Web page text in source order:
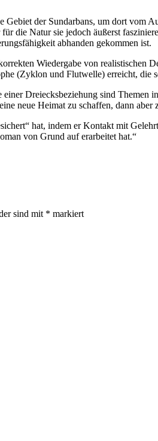
der Sundarbans, um dort vom
die Natur sie jedoch äußerst
abhanden gekommen ist.
Wiedergabe von realistischen
(Zyklon und Flutwelle) erreicht, die
Dreiecksbeziehung sind Themen
neue Heimat zu schaffen, dann
hat, indem er Kontakt mit
von Grund auf erarbeitet hat.“
sind mit * markiert